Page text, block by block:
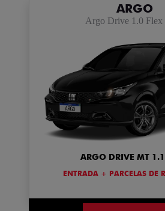
ARGO
Argo Drive 1.0 Flex
ARGO DRIVE MT
ENTRADA + PARCELAS DE